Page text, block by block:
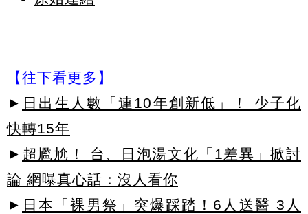
【往下看更多】
► 日出生人數「連10年創新低」！ 少子化
快轉15年
► 超尷尬！ 台、日泡湯文化「1差異」掀討
論 網曝真心話：沒人看你
► 日本「裸男祭」突爆踩踏！6人送醫 3人